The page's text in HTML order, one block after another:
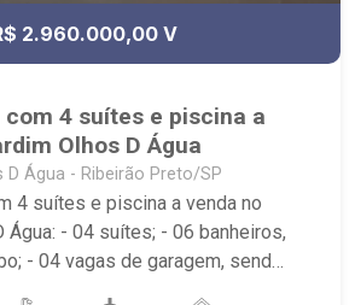
2.960.000,00 V
com 4 suítes e piscina a
Olhos D Água
D Água - Ribeirão Preto/SP
4 suítes e piscina a venda no
Água: - 04 suítes; - 06 banheiros,
- 04 vagas de garagem, sendo